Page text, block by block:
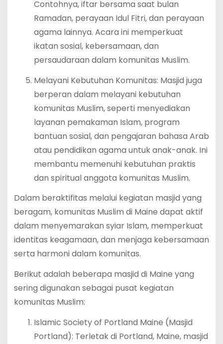
Contohnya, iftar bersama saat bulan
Ramadan, perayaan Idul Fitri, dan perayaan
agama lainnya. Acara ini memperkuat
ikatan sosial, kebersamaan, dan
persaudaraan dalam komunitas Muslim.
Melayani Kebutuhan Komunitas: Masjid juga
berperan dalam melayani kebutuhan
komunitas Muslim, seperti menyediakan
layanan pemakaman Islam, program
bantuan sosial, dan pengajaran bahasa Arab
atau pendidikan agama untuk anak-anak. Ini
membantu memenuhi kebutuhan praktis
dan spiritual anggota komunitas Muslim.
Dalam beraktifitas melalui kegiatan masjid yang
beragam, komunitas Muslim di Maine dapat aktif
dalam menyemarakan syiar Islam, memperkuat
identitas keagamaan, dan menjaga kebersamaan
serta harmoni dalam komunitas.
Berikut adalah beberapa masjid di Maine yang
sering digunakan sebagai pusat kegiatan
komunitas Muslim:
Islamic Society of Portland Maine (Masjid
Portland): Terletak di Portland, Maine, masjid